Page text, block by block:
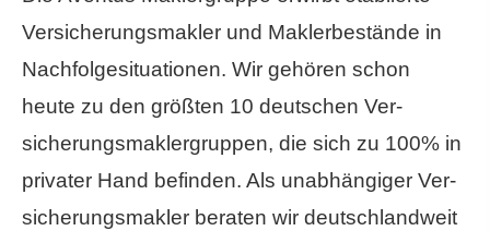
Ver­sicherungs­makler und Maklerbestände in
Nachfolgesituationen. Wir gehören schon
heute zu den größten 10 deutschen Ver­
sicherungs­maklergruppen, die sich zu 100% in
privater Hand befinden. Als unabhängiger Ver­
sicherungs­makler beraten wir deutschlandweit